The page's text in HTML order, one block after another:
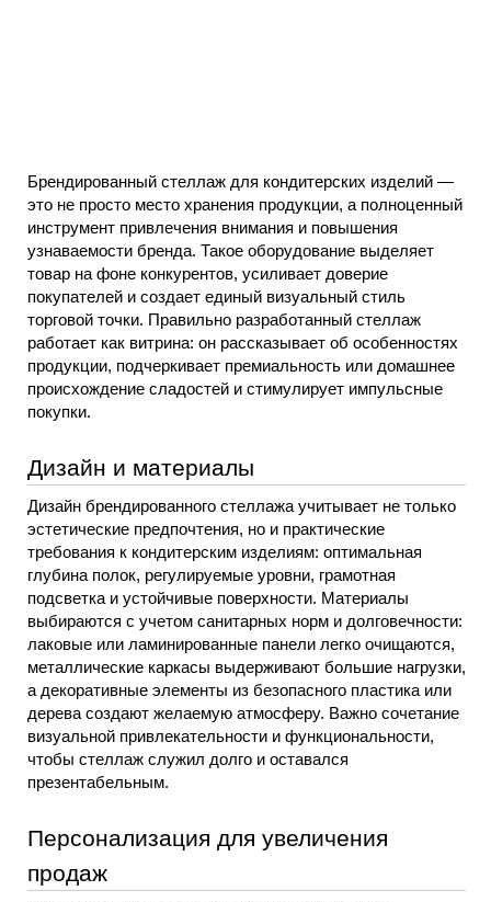
Брендированный стеллаж для кондитерских изделий —
это не просто место хранения продукции, а полноценный
инструмент привлечения внимания и повышения
узнаваемости бренда. Такое оборудование выделяет
товар на фоне конкурентов, усиливает доверие
покупателей и создает единый визуальный стиль
торговой точки. Правильно разработанный стеллаж
работает как витрина: он рассказывает об особенностях
продукции, подчеркивает премиальность или домашнее
происхождение сладостей и стимулирует импульсные
покупки.
Дизайн и материалы
Дизайн брендированного стеллажа учитывает не только
эстетические предпочтения, но и практические
требования к кондитерским изделиям: оптимальная
глубина полок, регулируемые уровни, грамотная
подсветка и устойчивые поверхности. Материалы
выбираются с учетом санитарных норм и долговечности:
лаковые или ламинированные панели легко очищаются,
металлические каркасы выдерживают большие нагрузки,
а декоративные элементы из безопасного пластика или
дерева создают желаемую атмосферу. Важно сочетание
визуальной привлекательности и функциональности,
чтобы стеллаж служил долго и оставался
презентабельным.
Персонализация для увеличения
продаж